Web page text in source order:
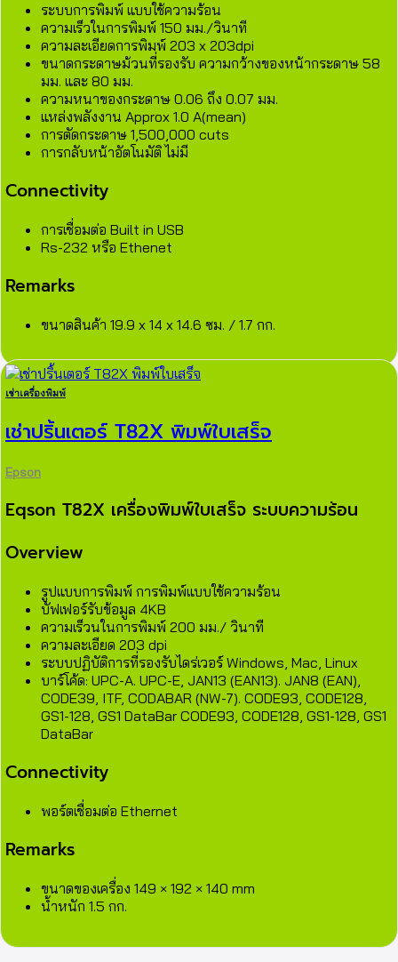
ระบบการพิมพ์ แบบใช้ความร้อน
ความเร็วในการพิมพ์ 150 มม./วินาที
ความละเอียดการพิมพ์ 203 x 203dpi
ขนาดกระดาษม้วนที่รองรับ ความกว้างของหน้ากระดาษ 58
มม. และ 80 มม.
ความหนาของกระดาษ 0.06 ถึง 0.07 มม.
แหล่งพลังงาน Approx 1.0 A(mean)
การตัดกระดาษ 1,500,000 cuts
การกลับหน้าอัตโนมัติ ไม่มี
Connectivity
การเชื่อมต่อ Built in USB
Rs-232 หรือ Ethenet
Remarks
ขนาดสินค้า 19.9 x 14 x 14.6 ซม. / 1.7 กก.
เช่าเครื่องพิมพ์
เช่าปริ้นเตอร์ T82X พิมพ์ใบเสร็จ
Epson
Eqson T82X เครื่องพิมพ์ใบเสร็จ ระบบความร้อน
Overview
รูปแบบการพิมพ์ การพิมพ์แบบใช้ความร้อน
บัฟเฟอร์รับข้อมูล 4KB
ความเร็วนในการพิมพ์ 200 มม./ วินาที
ความละเอียด 203 dpi
ระบบปฏิบัติการที่รองรับไดร่เวอร์ Windows, Mac, Linux
บาร์โค้ด: UPC-A. UPC-E, JAN13 (EAN13). JAN8 (EAN),
CODE39, ITF, CODABAR (NW-7). CODE93, CODE128,
GS1-128, GS1 DataBar CODE93, CODE128, GS1-128, GS1
DataBar
Connectivity
พอร์ตเชื่อมต่อ Ethernet
Remarks
ขนาดของเครื่อง 149 × 192 × 140 mm
น้ำหนัก 1.5 กก.